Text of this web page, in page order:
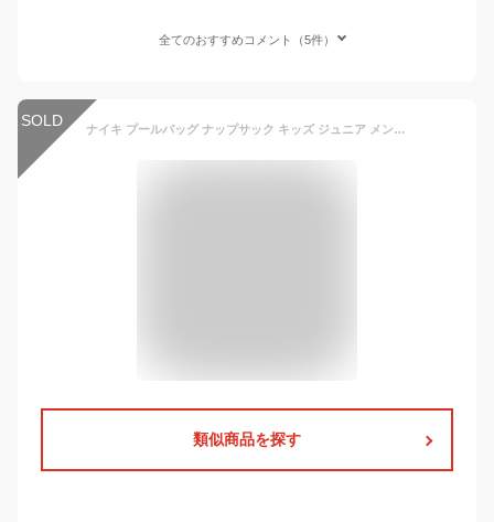
全てのおすすめコメント（5件）
SOLD ナイキ プールバッグ ナップサック キッズ ジュニア メンズ レディース 男の子 女の子 水泳バッグ バック カバン スポーツバッグ ジムバッグ スイミングバッグ おしゃれ 春夏秋冬 NIKE 大人 子供
類似商品を探す